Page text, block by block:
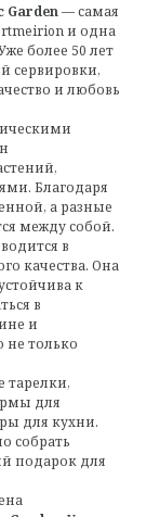
Garden— самая
и одна
более 50 лет
сервировки,
и любовь
Благодаря
а разные
между собой.
в
качества. Она
к
в
и
не только
тарелки,
для
для кухни.
собрать
подарок для